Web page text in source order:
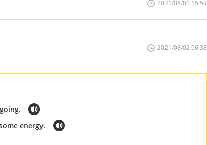
2021/08/01 15:59
2021/08/02 06:38
energy.